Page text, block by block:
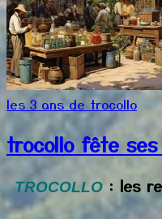
les 3 ans de trocollo
trocollo fête ses
TROCOLLO: les